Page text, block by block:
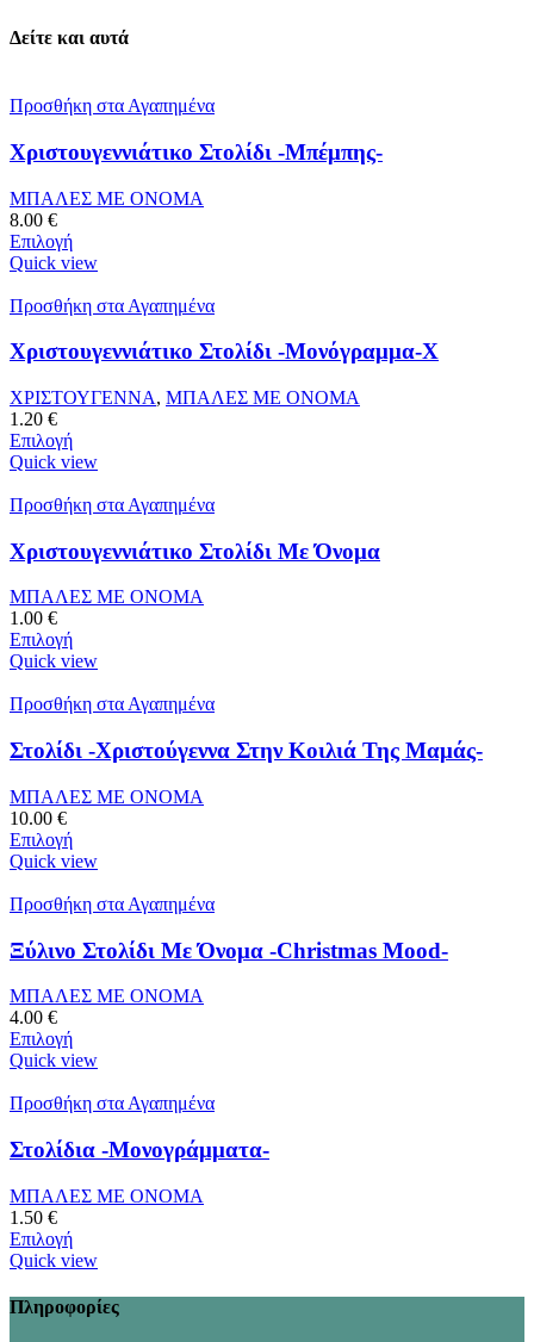
Δείτε και αυτά
Προσθήκη στα Αγαπημένα
Χριστουγεννιάτικο Στολίδι -Μπέμπης-
ΜΠΑΛΕΣ ΜΕ ΟΝΟΜΑ
8.00 €
Επιλογή
Quick view
Προσθήκη στα Αγαπημένα
Χριστουγεννιάτικο Στολίδι -Μονόγραμμα-Χ
ΧΡΙΣΤΟΥΓΕΝΝΑ, ΜΠΑΛΕΣ ΜΕ ΟΝΟΜΑ
1.20 €
Επιλογή
Quick view
Προσθήκη στα Αγαπημένα
Χριστουγεννιάτικο Στολίδι Με Όνομα
ΜΠΑΛΕΣ ΜΕ ΟΝΟΜΑ
1.00 €
Επιλογή
Quick view
Προσθήκη στα Αγαπημένα
Στολίδι -Χριστούγεννα Στην Κοιλιά Της Μαμάς-
ΜΠΑΛΕΣ ΜΕ ΟΝΟΜΑ
10.00 €
Επιλογή
Quick view
Προσθήκη στα Αγαπημένα
Ξύλινο Στολίδι Με Όνομα -Christmas Mood-
ΜΠΑΛΕΣ ΜΕ ΟΝΟΜΑ
4.00 €
Επιλογή
Quick view
Προσθήκη στα Αγαπημένα
Στολίδια -Μονογράμματα-
ΜΠΑΛΕΣ ΜΕ ΟΝΟΜΑ
1.50 €
Επιλογή
Quick view
Πληροφορίες